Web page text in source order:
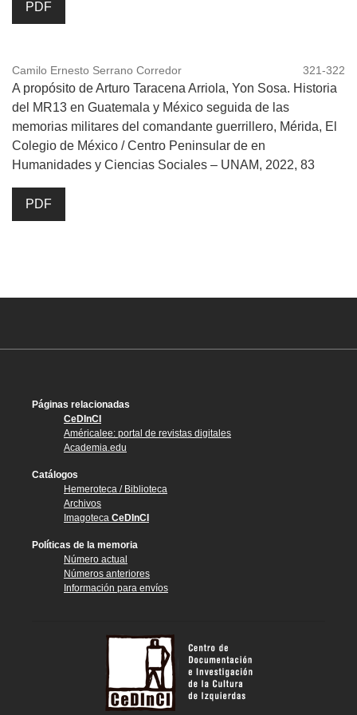
PDF
Camilo Ernesto Serrano Corredor 321-322
A propósito de Arturo Taracena Arriola, Yon Sosa. Historia
del MR13 en Guatemala y México seguida de las
memorias militares del comandante guerrillero, Mérida, El
Colegio de México / Centro Peninsular de en
Humanidades y Ciencias Sociales – UNAM, 2022, 83
PDF
Páginas relacionadas
CeDInCI
Américalee: portal de revistas digitales
Academia.edu
Catálogos
Hemeroteca / Biblioteca
Archivos
Imagoteca CeDInCI
Políticas de la memoria
Número actual
Números anteriores
Información para envíos